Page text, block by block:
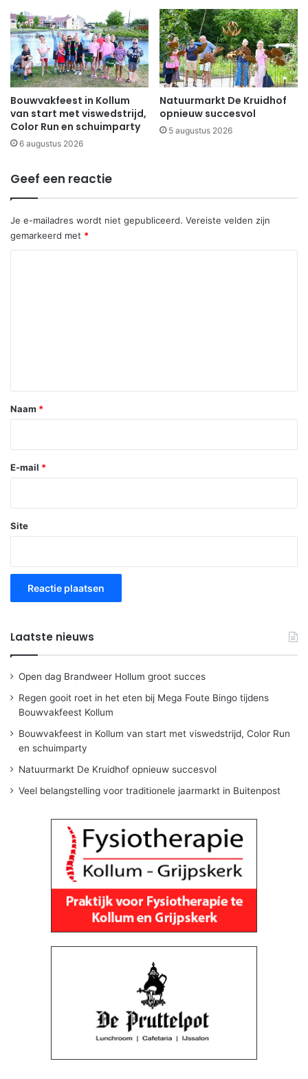
Bouwvakfeest in Kollum
van start met viswedstrijd,
Color Run en schuimparty
6 augustus 2026
Natuurmarkt De Kruidhof
opnieuw succesvol
5 augustus 2026
Geef een reactie
Je e-mailadres wordt niet gepubliceerd. Vereiste velden zijn
gemarkeerd met *
*
Naam *
E-mail *
Site
Laatste nieuws
Open dag Brandweer Hollum groot succes
Regen gooit roet in het eten bij Mega Foute Bingo tijdens
Bouwvakfeest Kollum
Bouwvakfeest in Kollum van start met viswedstrijd, Color Run
en schuimparty
Natuurmarkt De Kruidhof opnieuw succesvol
Veel belangstelling voor traditionele jaarmarkt in Buitenpost